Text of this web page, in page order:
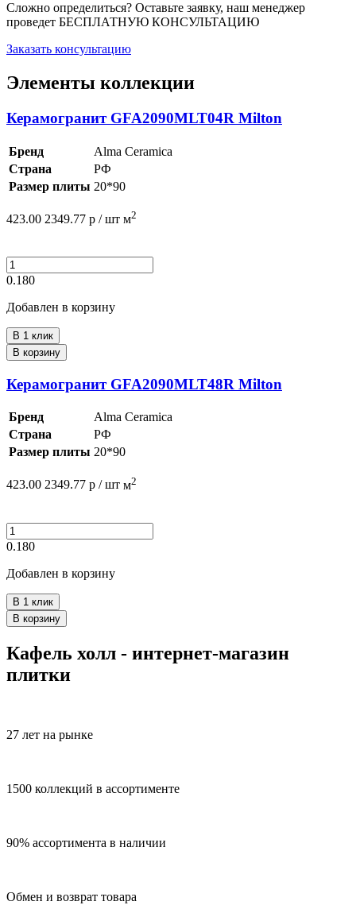
Сложно определиться? Оставьте заявку, наш менеджер
проведет БЕСПЛАТНУЮ КОНСУЛЬТАЦИЮ
Заказать консультацию
Элементы коллекции
Керамогранит GFA2090MLT04R Milton
Бренд
Alma Ceramica
Страна
РФ
Размер плиты 20*90
423.00 2349.77 р / шт м2
0.180
Добавлен в корзину
В 1 клик
В корзину
Керамогранит GFA2090MLT48R Milton
Бренд
Alma Ceramica
Страна
РФ
Размер плиты 20*90
423.00 2349.77 р / шт м2
0.180
Добавлен в корзину
В 1 клик
В корзину
Кафель холл - интернет-магазин
плитки
27 лет на рынке
1500 коллекций в ассортименте
90% ассортимента в наличии
Обмен и возврат товара